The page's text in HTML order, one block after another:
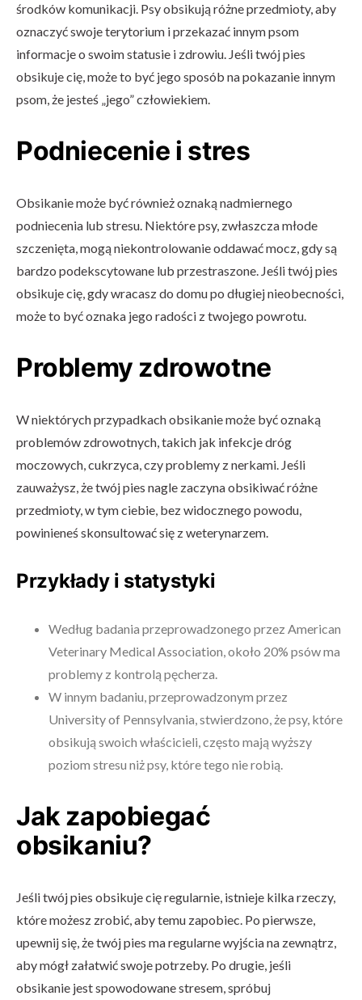
środków komunikacji. Psy obsikują różne przedmioty, aby
oznaczyć swoje terytorium i przekazać innym psom
informacje o swoim statusie i zdrowiu. Jeśli twój pies
obsikuje cię, może to być jego sposób na pokazanie innym
psom, że jesteś „jego” człowiekiem.
Podniecenie i stres
Obsikanie może być również oznaką nadmiernego
podniecenia lub stresu. Niektóre psy, zwłaszcza młode
szczenięta, mogą niekontrolowanie oddawać mocz, gdy są
bardzo podekscytowane lub przestraszone. Jeśli twój pies
obsikuje cię, gdy wracasz do domu po długiej nieobecności,
może to być oznaka jego radości z twojego powrotu.
Problemy zdrowotne
W niektórych przypadkach obsikanie może być oznaką
problemów zdrowotnych, takich jak infekcje dróg
moczowych, cukrzyca, czy problemy z nerkami. Jeśli
zauważysz, że twój pies nagle zaczyna obsikiwać różne
przedmioty, w tym ciebie, bez widocznego powodu,
powinieneś skonsultować się z weterynarzem.
Przykłady i statystyki
Według badania przeprowadzonego przez American
Veterinary Medical Association, około 20% psów ma
problemy z kontrolą pęcherza.
W innym badaniu, przeprowadzonym przez
University of Pennsylvania, stwierdzono, że psy, które
obsikują swoich właścicieli, często mają wyższy
poziom stresu niż psy, które tego nie robią.
Jak zapobiegać
obsikaniu?
Jeśli twój pies obsikuje cię regularnie, istnieje kilka rzeczy,
które możesz zrobić, aby temu zapobiec. Po pierwsze,
upewnij się, że twój pies ma regularne wyjścia na zewnątrz,
aby mógł załatwić swoje potrzeby. Po drugie, jeśli
obsikanie jest spowodowane stresem, spróbuj